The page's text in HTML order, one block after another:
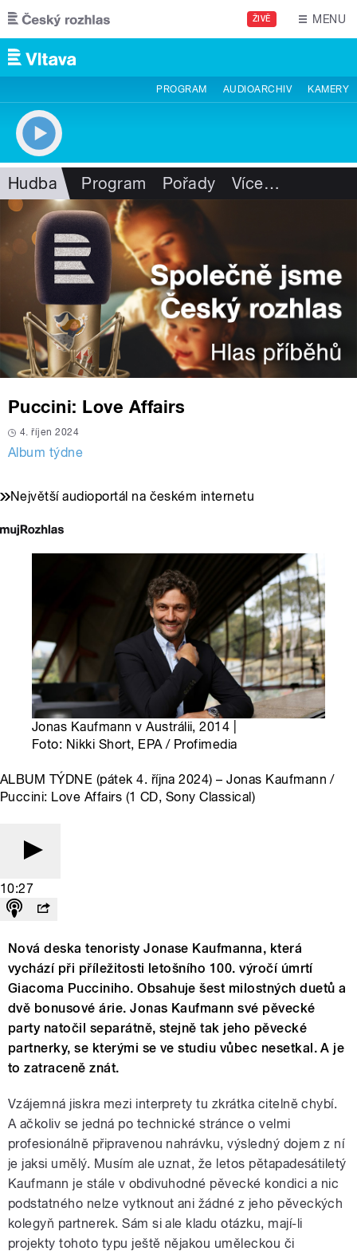
Přejít k hlavnímu obsahu
ŽIVĚ MENU
PROGRAM AUDIOARCHIV KAMERY
Hudba Program Pořady Více…
Puccini: Love Affairs
4. říjen 2024
Album týdne
Největší audioportál na českém internetu
Jonas Kaufmann v Austrálii, 2014 |
Foto: Nikki Short, EPA / Profimedia
ALBUM TÝDNE (pátek 4. října 2024) – Jonas Kaufmann /
Puccini: Love Affairs (1 CD, Sony Classical)
10:27
Nová deska tenoristy Jonase Kaufmanna, která
vychází při příležitosti letošního 100. výročí úmrtí
Giacoma Pucciniho. Obsahuje šest milostných duetů a
dvě bonusové árie. Jonas Kaufmann své pěvecké
party natočil separátně, stejně tak jeho pěvecké
partnerky, se kterými se ve studiu vůbec nesetkal. A je
to zatraceně znát.
Vzájemná jiskra mezi interprety tu zkrátka citelně chybí.
A ačkoliv se jedná po technické stránce o velmi
profesionálně připravenou nahrávku, výsledný dojem z ní
je jaksi umělý. Musím ale uznat, že letos pětapadesátiletý
Kaufmann je stále v obdivuhodné pěvecké kondici a nic
podstatného nelze vytknout ani žádné z jeho pěveckých
kolegyň partnerek. Sám si ale kladu otázku, mají-li
projekty tohoto typu ještě nějakou uměleckou či